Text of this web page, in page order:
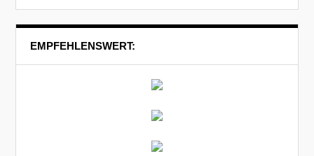
EMPFEHLENSWERT: